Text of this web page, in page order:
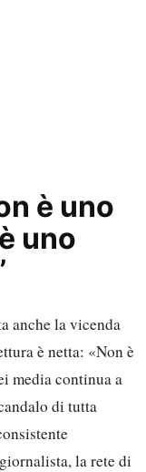
è uno
uno
anche la vicenda
è netta: «Non è
media continua a
di tutta
la rete di